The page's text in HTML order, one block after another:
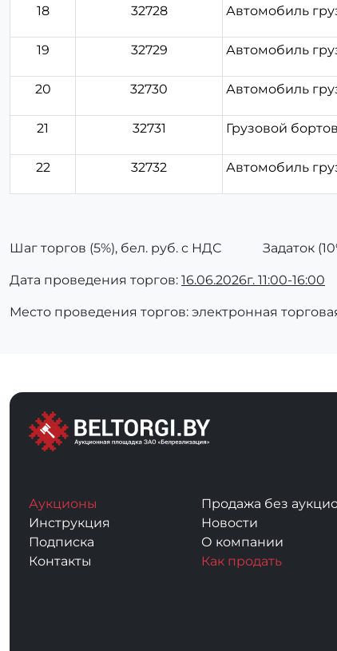
18 32728 Автомобиль
19 32729 Автомобиль
20 32730 Автомобиль
21 32731 Грузовой
22 32732 Автомобиль
Шаг торгов (5%), бел. руб. с НДС Задаток
Дата проведения торгов: 16.06.2026г. 11:00-16:00
Место проведения торгов: электронная
Аукционы
Продажа без
Инструкция
Новости
Подписка
О компании
Контакты
Как продать